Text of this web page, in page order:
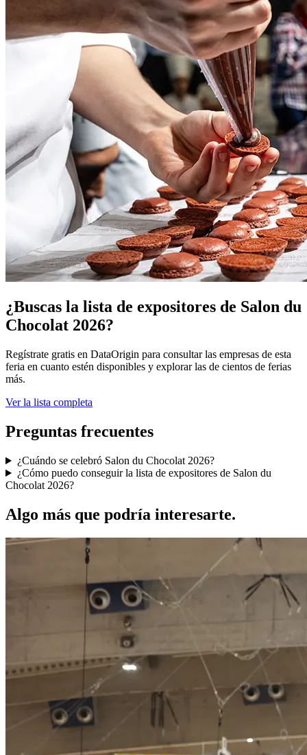
¿Buscas la lista de expositores de Salon du
Chocolat 2026?
Regístrate gratis en DataOrigin para consultar las empresas de esta
feria en cuanto estén disponibles y explorar las de cientos de ferias
más.
Ver la lista completa
Preguntas frecuentes
¿Cuándo se celebró Salon du Chocolat 2026?
¿Cómo puedo conseguir la lista de expositores de Salon du
Chocolat 2026?
Algo más que podría interesarte.